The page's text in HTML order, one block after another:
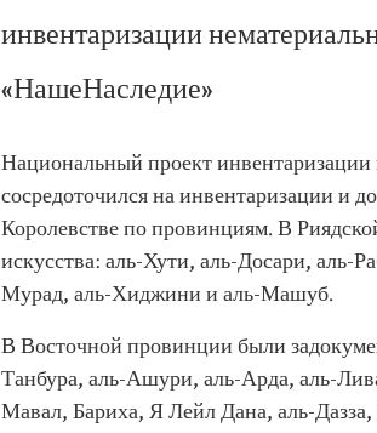
инвентаризации
«НашеНаследие»
Национальный проект инвентаризации
сосредоточился на инвентаризации и
Королевстве по провинциям. В
искусства: аль-Хути, аль-Досари, аль-
Мурад, аль-Хиджини и аль-Машуб.
В Восточной провинции были
Танбура, аль-Ашури, аль-Арда, аль-
Мавал, Бариха, Я Лейл Дана, аль-